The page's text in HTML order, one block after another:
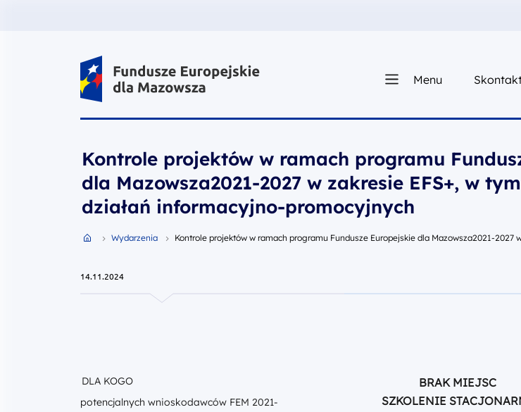
Fundusze Europejskie dla Mazowsza Menu
Kontrole projektów w ramach programu
dla Mazowsza2021-2027 w zakresie EFS+, w
działań informacyjno-promocyjnych
Przejdź do strony głównej portalu
Wydarzenia Kontrole projektów w ramach programu Fundusze Europejskie dla Mazowsza2021-
14.11.2024
DLA KOGO
potencjalnych wnioskodawców FEM 2021-
BRAK MIEJSC
SZKOLENIE